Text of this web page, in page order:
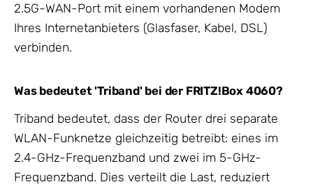
2.5G-WAN-Port mit einem vorhandenen Modem
Ihres Internetanbieters (Glasfaser, Kabel, DSL)
verbinden.
Was bedeutet 'Triband' bei der FRITZ!Box 4060?
Triband bedeutet, dass der Router drei separate
WLAN-Funknetze gleichzeitig betreibt: eines im
2.4-GHz-Frequenzband und zwei im 5-GHz-
Frequenzband. Dies verteilt die Last, reduziert